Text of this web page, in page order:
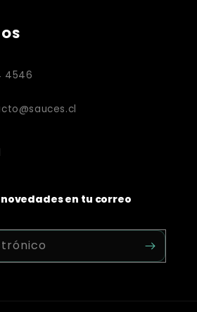
4546
en tu correo